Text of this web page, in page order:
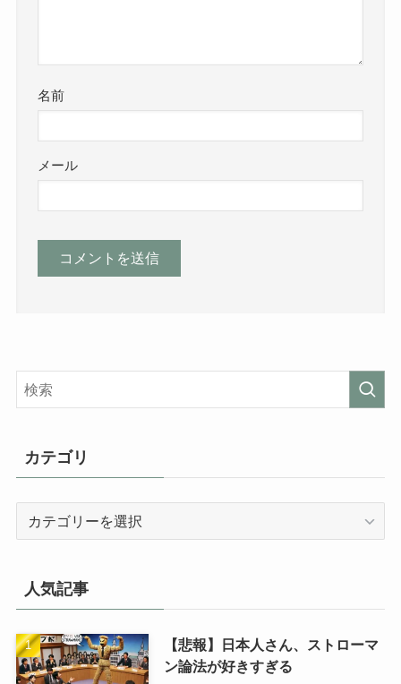
名前
メール
カテゴリ
人気記事
【悲報】日本人さん、ストローマ
ン論法が好きすぎる